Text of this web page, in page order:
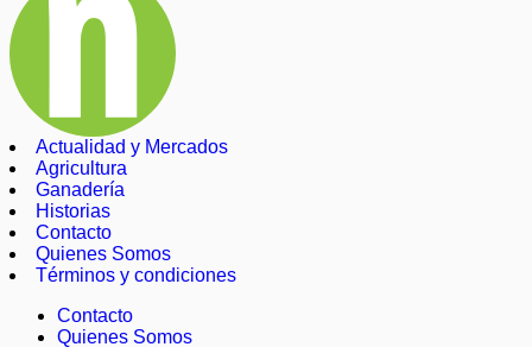
Actualidad y Mercados
Agricultura
Ganadería
Historias
Contacto
Quienes Somos
Términos y condiciones
Contacto
Quienes Somos